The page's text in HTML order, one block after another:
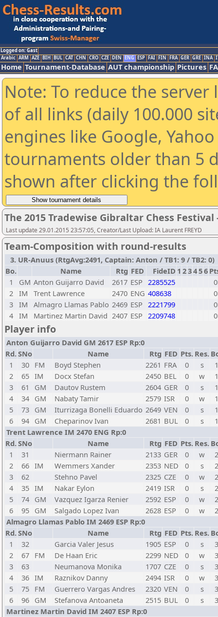
Logged on: Gast
Arabic ARM AZE BIH BUL CAT CHN CRO CZE DEN ENG ESP FAI FIN FRA GER GRE INA
Home Tournament-Database AUT championship Pictures
Note: To reduce the
of all links (daily 100.000
engines like Google,
tournaments older than 5
shown after clicking the
The 2015 Tradewise Gibraltar Chess Festival
Last update 29.01.2015 23:57:05, Creator/Last Upload: IA Laurent FREYD
Team-Composition with round-results
3. UR-Anuus (RtgAvg:2491, Captain: Anton / TB1: 9 / TB2: 0)
Bo.
Name Rtg FED FideID 1 23456
1
GM Anton Guijarro David 2617 ESP 2285525
0
2 IM Trent Lawrence 2470 ENG 408638
0
3 IM Almagro Llamas Pablo 2469 ESP 2221799
0
4 IM Martinez Martin David 2407 ESP 2209748 0
Player info
Anton Guijarro David GM 2617 ESP Rp:0
Rd.SNo Name Rtg FED Pts. Res.
1
30 FM Boyd Stephen 2261 FRA 0 s
1
2
65 IM Docx Stefan 2450 BEL 0 w
1
3
61 GM Dautov Rustem 2604 GER 0 s
1
4
34 GM Nabaty Tamir 2579 ISR 0 w
1
5
73 GM Iturrizaga Bonelli Eduardo 2649 VEN 0 s
1
6
94 GM Cheparinov Ivan 2681 BUL 0 s
1
Trent Lawrence IM 2470 ENG Rp:0
Rd.SNo Name Rtg FED Pts. Res.
1
31 Niermann Rainer 2133 GER 0 w
2
2
66 IM Wemmers Xander 2353 NED 0 s
2
3
62 Stehno Pavel 2325 CZE 0 w
2
4
35 IM Nakar Eylon 2419 ISR 0 s
2
5
74 GM Vazquez Igarza Renier 2592 ESP 0 w
2
6
95 GM Salgado Lopez Ivan 2628 ESP 0 w
2
Almagro Llamas Pablo IM 2469 ESP Rp:0
Rd.SNo Name Rtg FED Pts. Res.
1
32 Garcia Valer Jesus 1905 ESP 0 s
3
2
67 FM De Haan Eric 2299 NED 0 w
3
3
63 Neumanova Monika 1707 CZE 0 s
3
4
36 IM Raznikov Danny 2494 ISR 0 w
3
5
75 FM Guerrero Vargas Andres 2320 VEN 0 s
3
6
96 GM Stefanova Antoaneta 2515 BUL 0 s
3
Martinez Martin David IM 2407 ESP Rp:0